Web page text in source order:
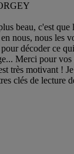
beau, c'est que
nous, nous les
décoder ce
Merci pour vos
très motivant !
clés de lecture